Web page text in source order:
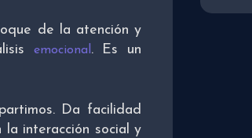
de la atención y
emocional . Es un
Da facilidad
interacción social y